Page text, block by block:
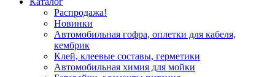
Распродажа!
Новинки
Автомобильная гофра, оплетки для кабеля,
кембрик
Клей, клеевые составы, герметики
Автомобильная химия для мойки